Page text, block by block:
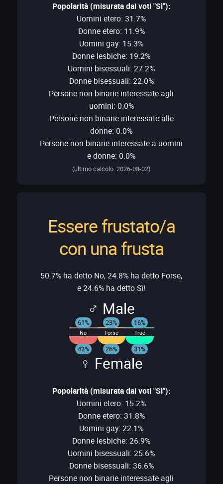
Popolarità (misurata dai voti "Sì"):
Uomini etero: 31.7%
Donne etero: 11.9%
Uomini gay: 15.3%
Donne lesbiche: 19.2%
Uomini bisessuali: 27.2%
Donne bisessuali: 22.0%
Persone non binarie interessate agli
uomini: 0.0%
Persone non binarie interessate alle
donne: 0.0%
Persone non binarie interessate a uomini
e donne: 0.0%
(ultimo calcolo: 2026-08-02)
Essere frustato/a
con una frusta
50.7% ha detto No, 24.8% ha detto Forse,
e 24.6% ha detto Sì!
♂ Male
No
61%
Forse
23%
True
16%
42% 26% 31%
♀ Female
Popolarità (misurata dai voti "Sì"):
Uomini etero: 15.2%
Donne etero: 31.8%
Uomini gay: 22.1%
Donne lesbiche: 26.9%
Uomini bisessuali: 25.6%
Donne bisessuali: 36.6%
Persone non binarie interessate agli